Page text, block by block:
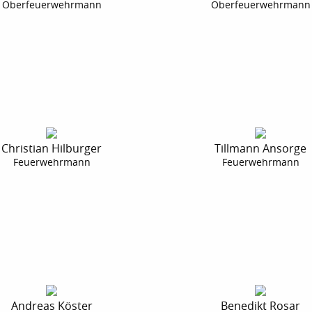
Oberfeuerwehrmann Oberfeuerwehrmann
Christian Hilburger
Feuerwehrmann
Tillmann Ansorge
Feuerwehrmann
Andreas Köster Benedikt Rosar